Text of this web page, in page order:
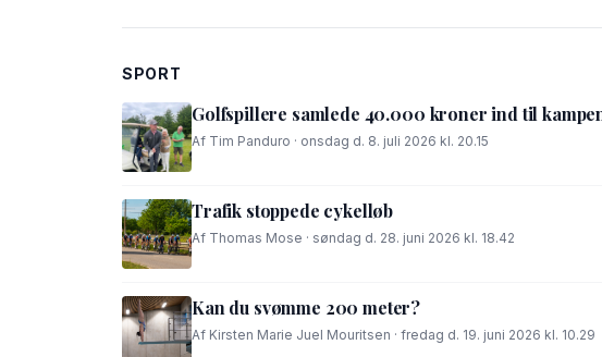
SPORT
Golfspillere samlede 40.000 kroner ind til
Af Tim Panduro · onsdag d. 8. juli 2026 kl. 20.15
Trafik stoppede cykelløb
Af Thomas Mose · søndag d. 28. juni 2026 kl. 18.42
Kan du svømme 200 meter?
Af Kirsten Marie Juel Mouritsen · fredag d. 19. juni 2026 kl. 10.29